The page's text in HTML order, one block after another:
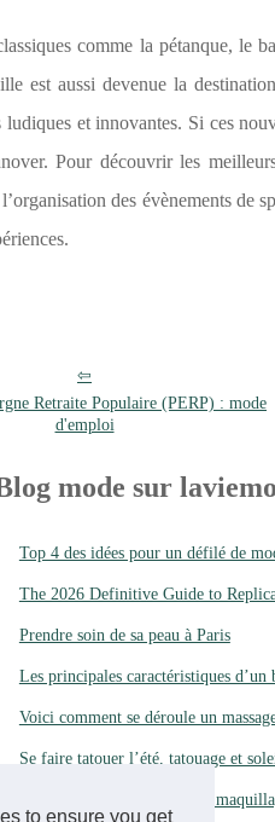
to ensure you get
comme la pétanque, le
est aussi devenue la
et innovantes. Si ces
Pour découvrir les
des évènements de
Retraite Populaire (PERP) : mode
d'emploi
mode sur
Top 4 des idées pour un défilé de
The 2026 Definitive Guide to
Prendre soin de sa peau à Paris
Les principales caractéristiques
Voici comment se déroule un
Se faire tatouer l’été, tatouage et
Bon plan du jour pour votre